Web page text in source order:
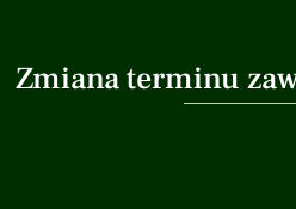
Zmiana terminu